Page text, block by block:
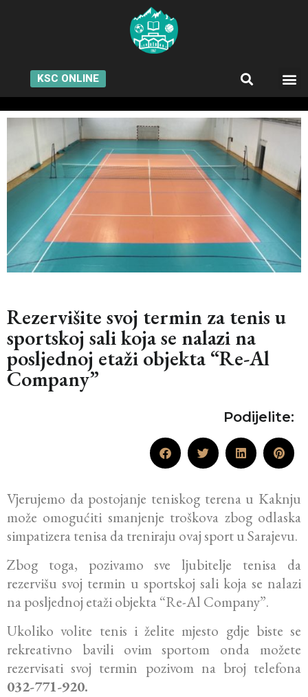
KSC ONLINE
Rezervišite svoj termin za tenis u
sportskoj sali koja se nalazi na
posljednoj etaži objekta “Re-Al
Company”
Podijelite:
Vjerujemo da postojanje teniskog terena u Kaknju
može omogućiti smanjenje troškova zbog odlaska
simpatizera tenisa da treniraju ovaj sport u Sarajevu.
Zbog toga, pozivamo sve ljubitelje tenisa da
rezervišu svoj termin u sportskoj sali koja se nalazi
na posljednoj etaži objekta “Re-Al Company”.
Ukoliko volite tenis i želite mjesto gdje biste se
rekreativno bavili ovim sportom onda možete
rezervisati svoj termin pozivom na broj telefona
032-771-920.